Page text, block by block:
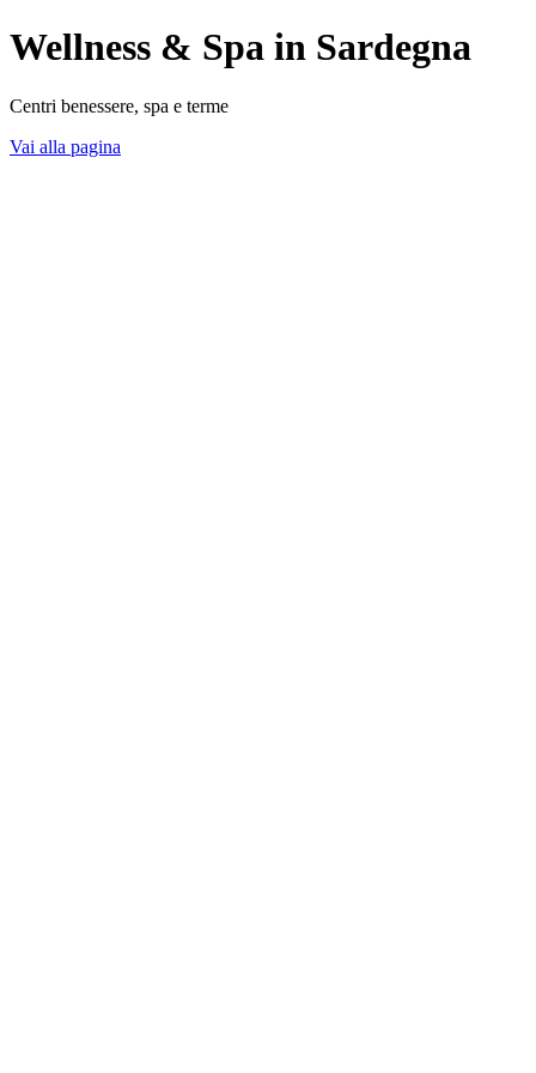
Wellness & Spa in Sardegna
Centri benessere, spa e terme
Vai alla pagina